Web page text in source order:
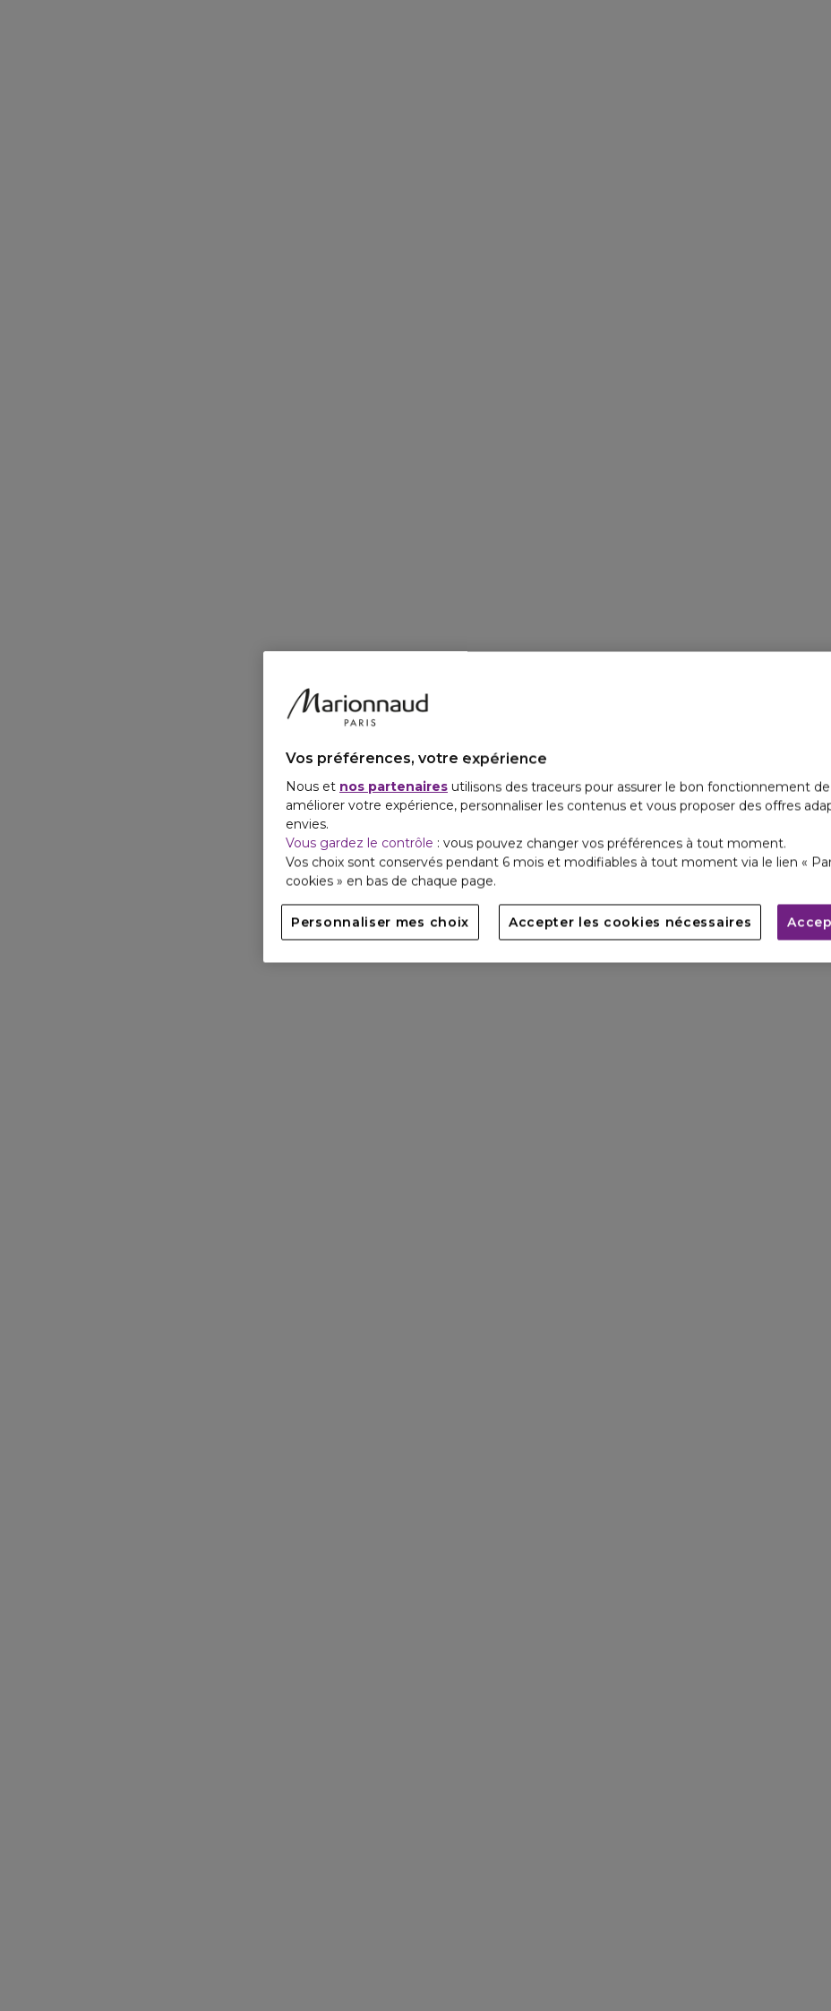
Vos préférences, votre expérience
Nous et nos partenaires utilisons des traceurs pour assurer le bon fonctionnement
améliorer votre expérience, personnaliser les contenus et vous proposer des offres
envies.
Vous gardez le contrôle : vous pouvez changer vos préférences à tout moment.
Vos choix sont conservés pendant 6 mois et modifiables à tout moment via le lien «
cookies » en bas de chaque page.
Personnaliser mes choix Accepter les cookies nécessaires